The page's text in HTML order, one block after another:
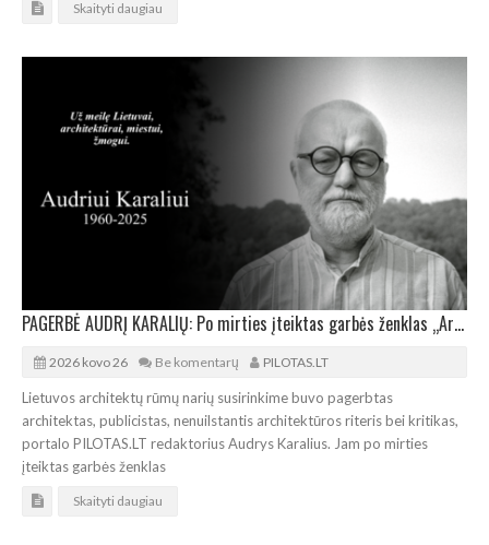
Skaityti daugiau
PAGERBĖ AUDRĮ KARALIŲ: Po mirties įteiktas garbės ženklas „Architektų žiedas“
2026 kovo 26 Be komentarų PILOTAS.LT
Lietuvos architektų rūmų narių susirinkime buvo pagerbtas
architektas, publicistas, nenuilstantis architektūros riteris bei kritikas,
portalo PILOTAS.LT redaktorius Audrys Karalius. Jam po mirties
įteiktas garbės ženklas
Skaityti daugiau